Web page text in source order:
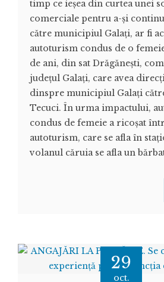
timp ce ieşea din curtea unei
comerciale pentru a-şi
către municipiul Galaţi, ar fi
autoturism condus de o
de ani, din sat Drăgăneşti,
judeţul Galaţi, care avea
dinspre municipiul Galaţi
Tecuci. În urma impactului,
condus de femeie a ricoşat
autoturism, care se afla în
volanul căruia se afla un
29
oct.